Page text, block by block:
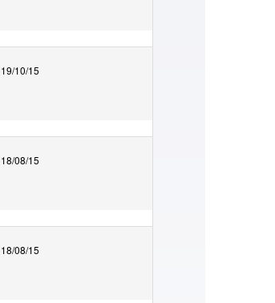
19/10/15
18/08/15
18/08/15